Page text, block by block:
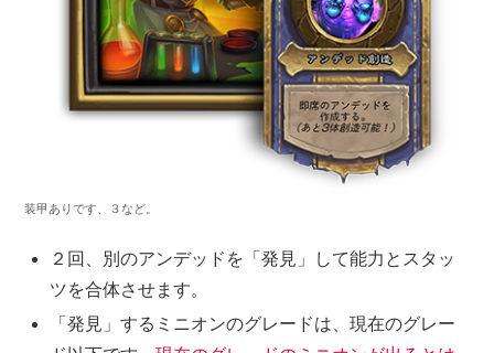
装甲ありです、３など。
２回、別のアンデッドを「発見」して能力とスタッ
ツを合体させます。
「発見」するミニオンのグレードは、現在のグレー